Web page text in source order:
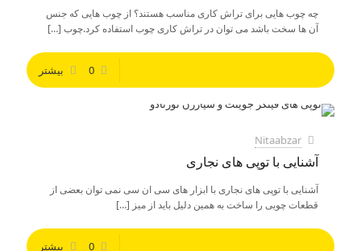
چه چوب هایی برای تراش کاری مناسب هستند؟ از چوب هایی که جنس
آن ها سخت باشد می توان در تراش کاری چوب استفاده کرد.چوب […]
0 بیشتر
Nitaabzar
آشنایی با توپی های نجاری
آشنایی با توپی های نجاری با ابزار های سی ان سی نمی توان بعضی از
قطعات چوبی را ساخت به همین دلیل باید از میز […]
0 بیشتر